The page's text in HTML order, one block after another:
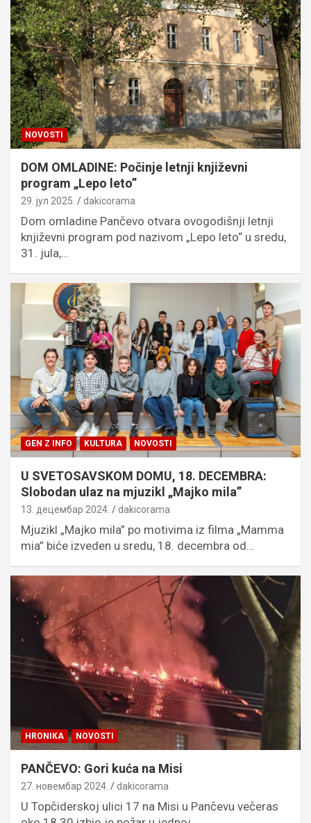
NOVOSTI
DOM OMLADINE: Počinje letnji književni
program „Lepo leto”
29. јул 2025. dakicorama
Dom omladine Pančevo otvara ovogodišnji letnji
književni program pod nazivom „Lepo leto“ u sredu,
31. jula,…
GEN Z INFO KULTURA NOVOSTI
U SVETOSAVSKOM DOMU, 18. DECEMBRA:
Slobodan ulaz na mjuzikl „Majko mila”
13. децембар 2024. dakicorama
Mjuzikl „Majko mila” po motivima iz filma „Mamma
mia” biće izveden u sredu, 18. decembra od…
HRONIKA NOVOSTI
PANČEVO: Gori kuća na Misi
27. новембар 2024. dakicorama
U Topčiderskoj ulici 17 na Misi u Pančevu večeras